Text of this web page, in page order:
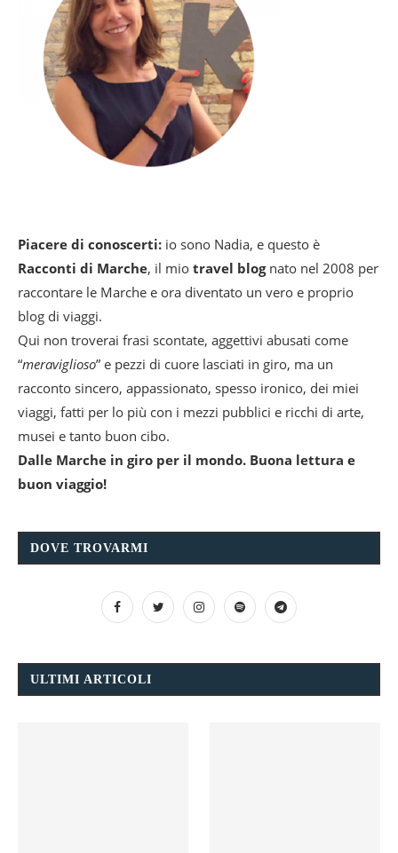
Piacere di conoscerti: io sono Nadia, e questo è
Racconti di Marche, il mio travel blognato nel 2008 per
raccontare le Marche e ora diventato un vero e proprio
blog di viaggi.
Qui non troverai frasi scontate, aggettivi abusati come
“meraviglioso” e pezzi di cuore lasciati in giro, ma un
racconto sincero, appassionato, spesso ironico, dei miei
viaggi, fatti per lo più con i mezzi pubblici e ricchi di arte,
musei e tanto buon cibo.
Dalle Marche in giro per il mondo. Buona lettura e
buon viaggio!
DOVE TROVARMI
ULTIMI ARTICOLI